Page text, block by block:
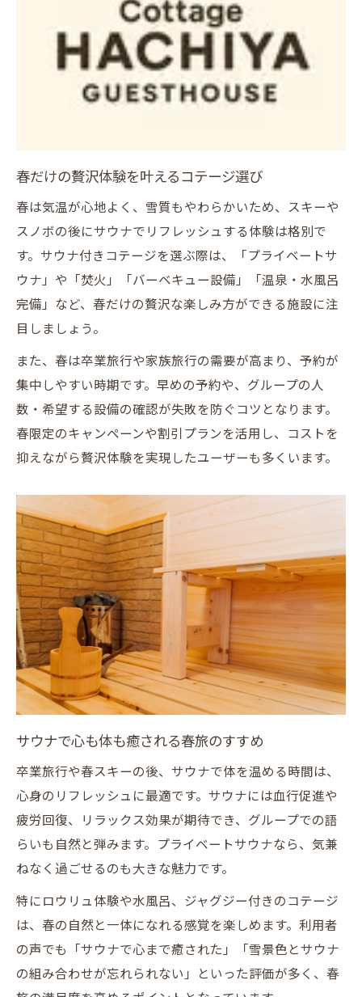
春だけの贅沢体験を叶えるコテージ選び
春は気温が心地よく、雪質もやわらかいため、スキーや
スノボの後にサウナでリフレッシュする体験は格別で
す。サウナ付きコテージを選ぶ際は、「プライベートサ
ウナ」や「焚火」「バーベキュー設備」「温泉・水風呂
完備」など、春だけの贅沢な楽しみ方ができる施設に注
目しましょう。
また、春は卒業旅行や家族旅行の需要が高まり、予約が
集中しやすい時期です。早めの予約や、グループの人
数・希望する設備の確認が失敗を防ぐコツとなります。
春限定のキャンペーンや割引プランを活用し、コストを
抑えながら贅沢体験を実現したユーザーも多くいます。
サウナで心も体も癒される春旅のすすめ
卒業旅行や春スキーの後、サウナで体を温める時間は、
心身のリフレッシュに最適です。サウナには血行促進や
疲労回復、リラックス効果が期待でき、グループでの語
らいも自然と弾みます。プライベートサウナなら、気兼
ねなく過ごせるのも大きな魅力です。
特にロウリュ体験や水風呂、ジャグジー付きのコテージ
は、春の自然と一体になれる感覚を楽しめます。利用者
の声でも「サウナで心まで癒された」「雪景色とサウナ
の組み合わせが忘れられない」といった評価が多く、春